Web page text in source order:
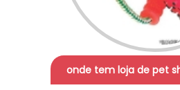
onde tem loja de pet